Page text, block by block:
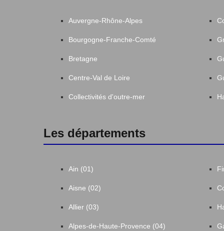
Auvergne-Rhône-Alpes
Bourgogne-Franche-Comté
Bretagne
Centre-Val de Loire
Collectivités d'outre-mer
Les départements
Ain (01)
Aisne (02)
Allier (03)
Alpes-de-Haute-Provence (04)